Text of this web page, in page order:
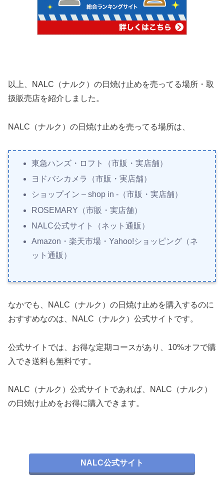
以上、NALC（ナルク）の日焼け止めを売ってる場所・取
扱販売店を紹介しました。
NALC（ナルク）の日焼け止めを売ってる場所は、
東急ハンズ・ロフト（市販・実店舗）
ヨドバシカメラ（市販・実店舗）
ショップイン – shop in -（市販・実店舗）
ROSEMARY（市販・実店舗）
NALC公式サイト（ネット通販）
Amazon・楽天市場・Yahoo!ショッピング（ネ
ット通販）
なかでも、NALC（ナルク）の日焼け止めを購入するのに
おすすめなのは、NALC（ナルク）公式サイトです。
公式サイトでは、お得な定期コースがあり、10%オフで購
入でき送料も無料です。
NALC（ナルク）公式サイトであれば、NALC（ナルク）
の日焼け止めをお得に購入できます。
NALC公式サイト